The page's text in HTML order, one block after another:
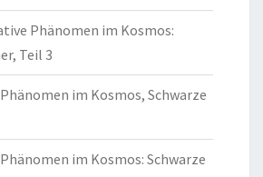
Phänomen im Kosmos:
Teil 3
im Kosmos, Schwarze
im Kosmos: Schwarze